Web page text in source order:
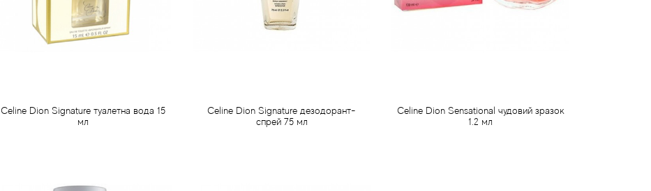
Celine Dion Signature туалетна вода 15
мл
Celine Dion Signature дезодорант-
спрей 75 мл
Celine Dion Sensational чудовий зразок
1.2 мл